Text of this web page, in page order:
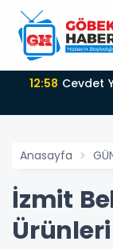
12:58
Anasayfa
İzmit